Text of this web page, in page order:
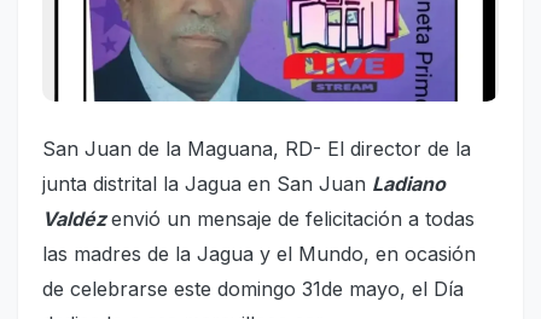
San Juan de la Maguana, RD- El director de la
junta distrital la Jagua en San Juan Ladiano
Valdézenvió un mensaje de felicitación a todas
las madres de la Jagua y el Mundo, en ocasión
de celebrarse este domingo 31de mayo, el Día